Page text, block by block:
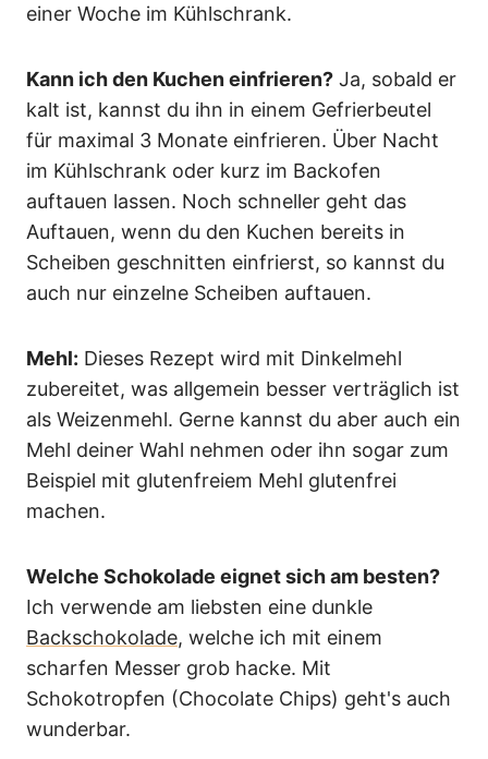
einer Woche im Kühlschrank.
Kann ich den Kuchen einfrieren? Ja, sobald er
kalt ist, kannst du ihn in einem Gefrierbeutel
für maximal 3 Monate einfrieren. Über Nacht
im Kühlschrank oder kurz im Backofen
auftauen lassen. Noch schneller geht das
Auftauen, wenn du den Kuchen bereits in
Scheiben geschnitten einfrierst, so kannst du
auch nur einzelne Scheiben auftauen.
Mehl: Dieses Rezept wird mit Dinkelmehl
zubereitet, was allgemein besser verträglich ist
als Weizenmehl. Gerne kannst du aber auch ein
Mehl deiner Wahl nehmen oder ihn sogar zum
Beispiel mit glutenfreiem Mehl glutenfrei
machen.
Welche Schokolade eignet sich am besten?
Ich verwende am liebsten eine dunkle
Backschokolade, welche ich mit einem
scharfen Messer grob hacke. Mit
Schokotropfen (Chocolate Chips) geht's auch
wunderbar.